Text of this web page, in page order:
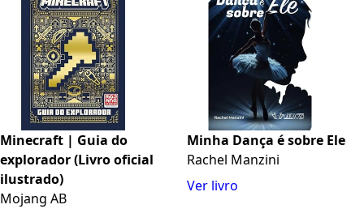
(Portuguese Edition)
Minecraft | Guia do
explorador (Livro oficial
ilustrado)
Mojang AB
Minha Dança é sobre Ele
Rachel Manzini
Ver livro